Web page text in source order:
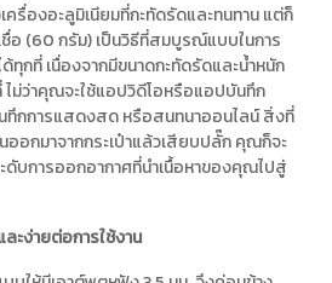
ครื่องอะลูมิเนียมที่กะทัดรัดและทนทาน แต่ก็
ชื่อ (60 กรัม) เป็นวิธีที่สมบูรณ์แบบในการ
กที่ เนื่องจากมีขนาดกะทัดรัดและน้ำหนัก
ม่ว่าคุณจะใช้แอปวิดีโอหรือแอปบันทึก
กการแสดงสด หรือสนทนาออนไลน์ สิ่งที่
อกมาจากกระเป๋าแล้วเสียบปลั๊ก คุณก็จะ
บการออกอากาศที่นำเนื้อหาของคุณไปสู่
ะง่ายต่อการใช้งาน